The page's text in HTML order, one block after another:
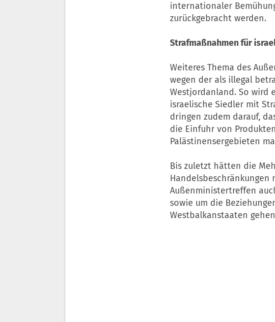
internationaler
zurückgebracht werden.
Strafmaßnahmen für
Weiteres Thema des
wegen der als illegal
Westjordanland. So wird
israelische Siedler mit
dringen zudem darauf,
die Einfuhr von
Palästinensergebieten
Bis zuletzt hätten die
Außenministertreffen
sowie um die
Westbalkanstaaten